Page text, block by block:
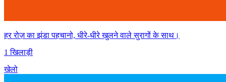
हर रोज़ का झंडा पहचानो, धीरे-धीरे खुलने वाले सुरागों के साथ।
1 खिलाड़ी
खेलो